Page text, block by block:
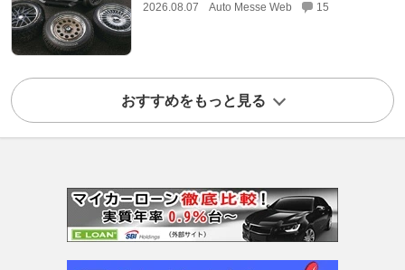
2026.08.07 Auto Messe Web 15
おすすめをもっと見る